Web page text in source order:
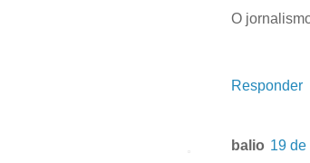
O
Responder
balio 19 de